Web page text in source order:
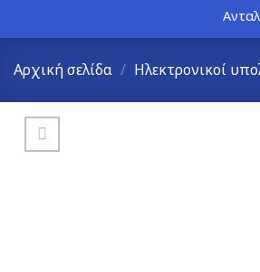
Αρχική σελίδα / Ηλεκτρονικοί